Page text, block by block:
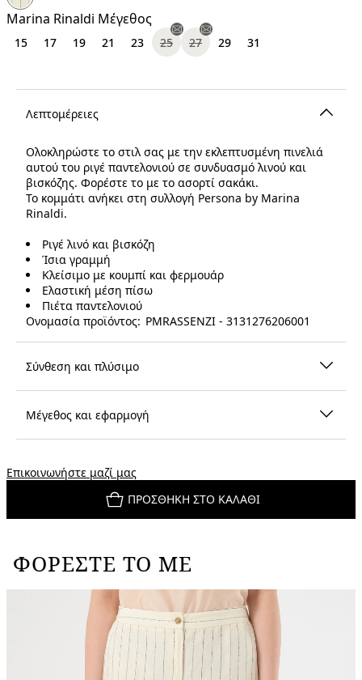
€
Marina Rinaldi Μέγεθος
15 17 19 21 23 25 27 29 31
Λεπτομέρειες
Ολοκληρώστε το στιλ σας με την εκλεπτυσμένη πινελιά
αυτού του ριγέ παντελονιού σε συνδυασμό λινού και
βισκόζης. Φορέστε το με το ασορτί σακάκι.
Το κομμάτι ανήκει στη συλλογή Persona by Marina
Rinaldi.
Ριγέ λινό και βισκόζη
Ίσια γραμμή
Κλείσιμο με κουμπί και φερμουάρ
Ελαστική μέση πίσω
Πιέτα παντελονιού
Ονομασία προϊόντος: PMRASSENZI - 3131276206001
Σύνθεση και πλύσιμο
Μέγεθος και εφαρμογή
Επικοινωνήστε μαζί μας
ΠΡΟΣΘΉΚΗ ΣΤΟ ΚΑΛΆΘΙ
ΦΟΡΈΣΤΕ ΤΟ ΜΕ